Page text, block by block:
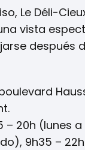
Le Déli-
vista
después
– 20h (lunes
9h35 –